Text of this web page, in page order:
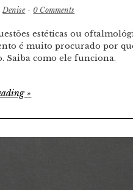
Denise · 0 Comments
estéticas ou
é muito procurado por
Saiba como ele funciona.
»